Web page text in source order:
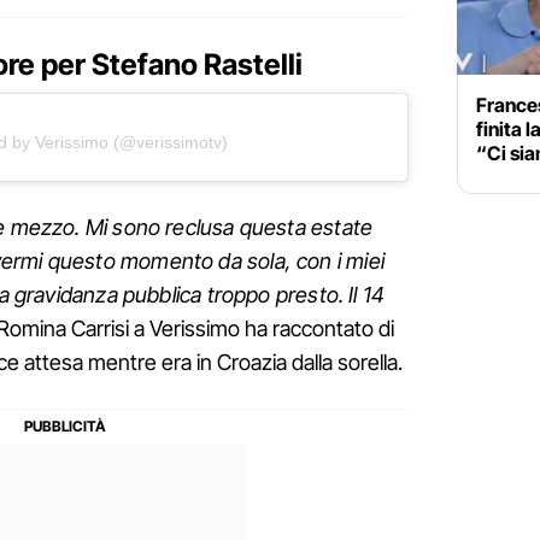
per Stefano Rastelli
by Verissimo (@verissimotv)
mezzo. Mi sono reclusa questa estate
questo momento da sola, con i miei
gravidanza pubblica troppo presto. Il 14
Carrisi a Verissimo ha raccontato di
attesa mentre era in Croazia dalla sorella.
finita
“Ci